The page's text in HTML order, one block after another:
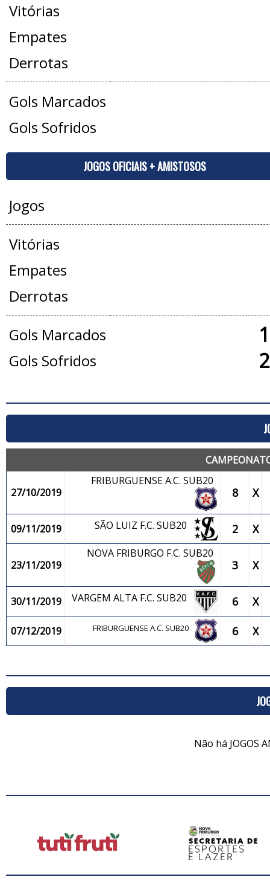
Vitórias
Empates
Derrotas
Gols Marcados
Gols Sofridos
JOGOS OFICIAIS + AMISTOSOS
Jogos
Vitórias
Empates
Derrotas
Gols Marcados
Gols Sofridos
27/10/2019
FRIBURGUENSE A.C. SUB20
8 X
09/11/2019 SÃO LUIZ F.C. SUB20 2 X
23/11/2019
NOVA FRIBURGO F.C. SUB20
3 X
30/11/2019 VARGEM ALTA F.C. SUB20 6 X
07/12/2019 FRIBURGUENSE A.C. SUB20 6 X
Não há JOGOS